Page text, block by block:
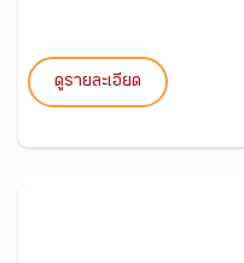
ดูรายละเอียด